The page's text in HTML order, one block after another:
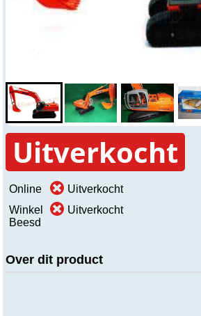
Uitverkocht
Online
Uitverkocht
Winkel
Beesd
Uitverkocht
Over dit product